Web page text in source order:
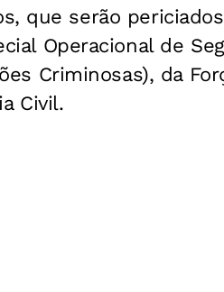
que serão
Operacional de
Criminosas), da
Civil.